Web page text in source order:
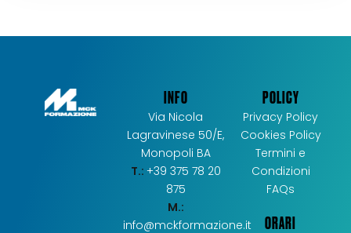
INFO
Via Nicola
Lagravinese 50/E,
Monopoli BA
T.: +39 375 78 20
875
M.:
info@mckformazione.it
POLICY
Privacy Policy
Cookies Policy
Termini e
Condizioni
FAQs
ORARI